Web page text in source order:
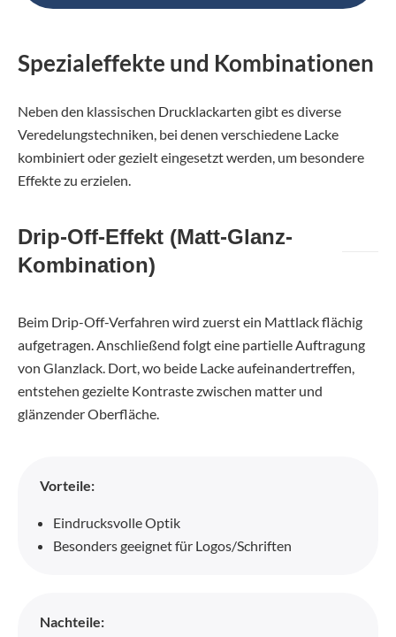
Spezialeffekte und Kombinationen
Neben den klassischen Drucklackarten gibt es diverse
Veredelungstechniken, bei denen verschiedene Lacke
kombiniert oder gezielt eingesetzt werden, um besondere
Effekte zu erzielen.
Drip-Off-Effekt (Matt-Glanz-
Kombination)
Beim Drip-Off-Verfahren wird zuerst ein Mattlack flächig
aufgetragen. Anschließend folgt eine partielle Auftragung
von Glanzlack. Dort, wo beide Lacke aufeinandertreffen,
entstehen gezielte Kontraste zwischen matter und
glänzender Oberfläche.
Vorteile:
Eindrucksvolle Optik
Besonders geeignet für Logos/Schriften
Nachteile: